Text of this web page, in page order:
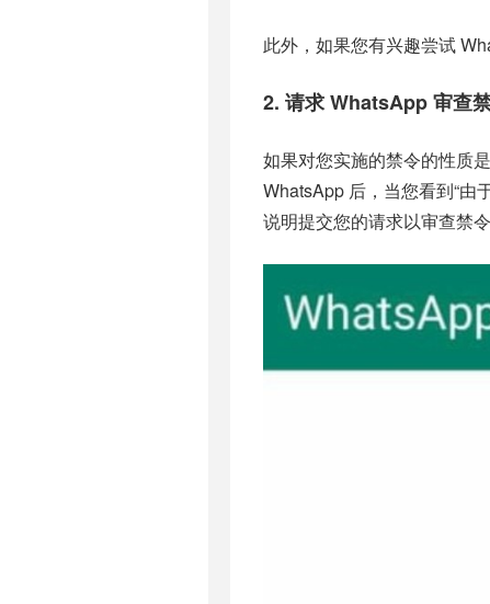
此外，如果您有兴趣尝试
2. 请求 WhatsApp 审查
如果对您实施的禁令的性质
WhatsApp 后，当您看到“由
说明提交您的请求以审查禁令